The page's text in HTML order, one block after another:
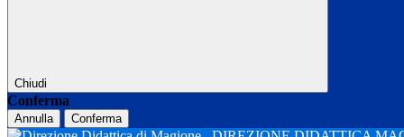
Chiudi
Conferma
Annulla Conferma